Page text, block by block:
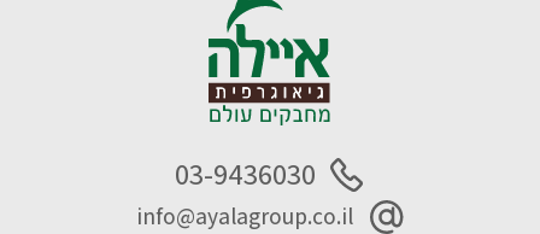
03-9436030
info@ayalagroup.co.il